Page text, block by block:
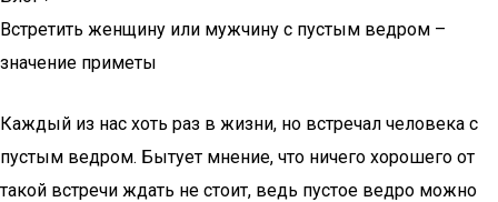
Встретить женщину или мужчину с пустым ведром –
значение приметы
Каждый из нас хоть раз в жизни, но встречал человека с
пустым ведром. Бытует мнение, что ничего хорошего от
такой встречи ждать не стоит, ведь пустое ведро можно